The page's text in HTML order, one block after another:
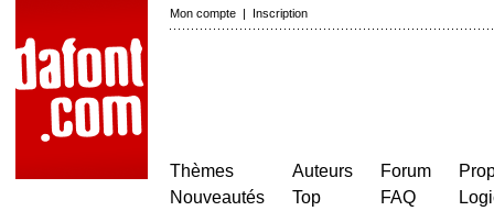
Mon compte | Inscription
Thèmes
Nouveautés
Auteurs
Top
Forum
FAQ